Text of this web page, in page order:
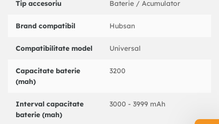
Tip accesoriu Baterie / Acumulator
Brand compatibil Hubsan
Compatibilitate model Universal
Capacitate baterie
(mah)
3200
Interval capacitate
baterie (mah)
3000 - 3999 mAh